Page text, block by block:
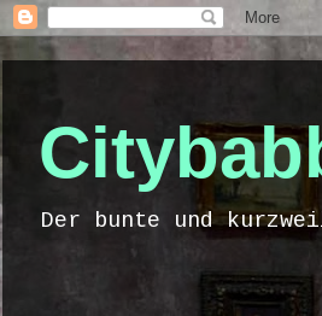
Der bunte und